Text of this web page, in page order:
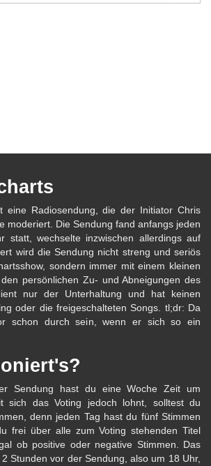
eine Radiosendung, die der Initiator Chris
moderiert. Die Sendung fand anfangs jeden
statt, wechselte inzwischen allerdings auf
wird die Sendung nicht streng und seriös
sondern immer mit einem kleinen
persönlichen Zu- und Abneigungen des
nur der Unterhaltung und hat keinen
oder die freigeschalteten Songs. tl;dr: Da
schon durch sein, wenn er sich so ein
Sendung hast du eine Woche Zeit um
sich das Voting jedoch lohnt, solltest du
denn jeden Tag hast du fünf Stimmen
frei über alle zum Voting stehenden Titel
ob positive oder negative Stimmen. Das
Stunden vor der Sendung, also um 18 Uhr,